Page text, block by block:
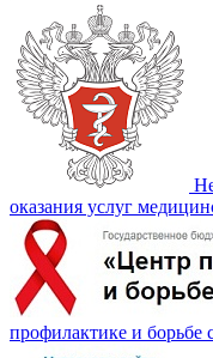
оказания услуг
профилактике и